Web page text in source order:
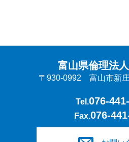
富山県倫理法
〒930-0992 富山市新
Tel.076-
Fax.076-